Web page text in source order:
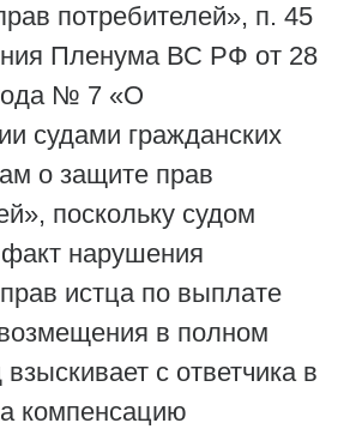
потребителей», п. 45
Пленума ВС РФ от 28
№ 7 «О
судами гражданских
о защите прав
поскольку судом
нарушения
истца по выплате
в полном
с ответчика в
компенсацию